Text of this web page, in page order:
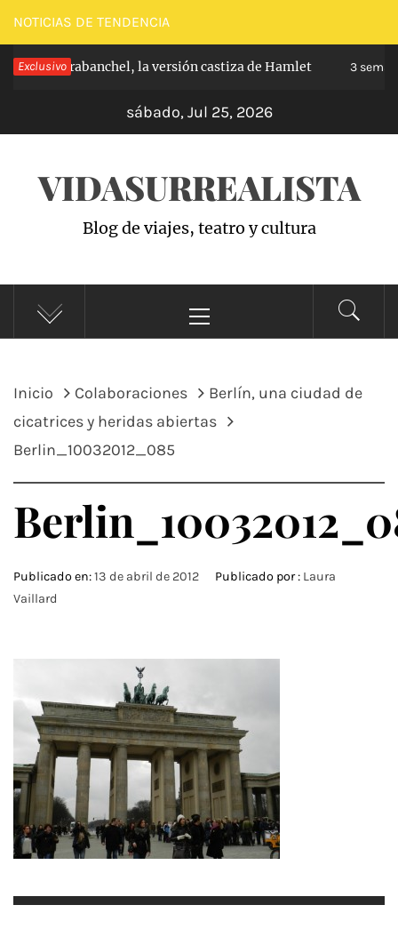
Saltar
al
contenido
NOTICIAS DE TENDENCIA
Exclusivo
de Carabanchel, la versión castiza de Hamlet 3
sábado, Jul 25, 2026
VIDASURREALISTA
Blog de viajes, teatro y cultura
principal
Inicio Colaboraciones
Berlín, una ciudad de
cicatrices y heridas abiertas
Berlin_10032012_085
Publicado en:13 de abril de 2012 Publicado por : Laura
Vaillard